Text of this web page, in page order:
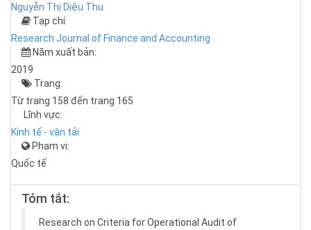
Nguyễn Thị Diệu Thu
Tạp chí:
Research Journal of Finance and Accounting
Năm xuất bản:
2019
Trang:
Từ trang 158 đến trang 165
Lĩnh vực:
Kinh tế - vận tải
Phạm vi:
Quốc tế
Tóm tắt:
Research on Criteria for Operational Audit of